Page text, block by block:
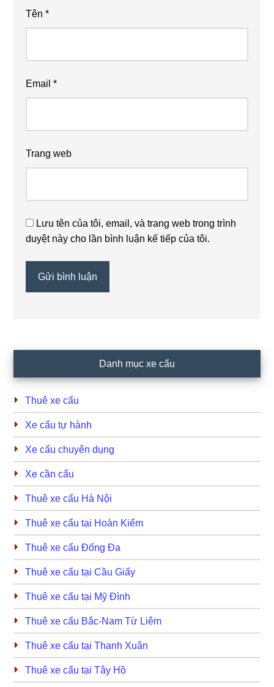
Tên*
Email*
Trang web
Lưu tên của tôi, email, và trang web trong trình
duyệt này cho lần bình luận kế tiếp của tôi.
Sidebar
Danh mục xe cẩu
Thuê xe cẩu
Xe cẩu tự hành
Xe cẩu chuyên dụng
Xe cần cẩu
Thuê xe cẩu Hà Nội
Thuê xe cẩu tại Hoàn Kiếm
Thuê xe cẩu Đống Đa
Thuê xe cẩu tại Cầu Giấy
Thuê xe cẩu tại Mỹ Đình
Thuê xe cẩu Bắc-Nam Từ Liêm
Thuê xe cẩu tại Thanh Xuân
Thuê xe cẩu tại Tây Hồ